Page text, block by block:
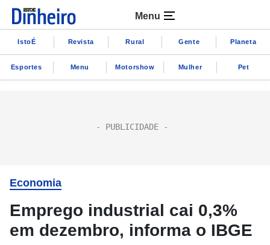
Menu
IstoÉ Revista Rural Gente Planeta
Esportes Menu Motorshow Mulher Pet
Economia
Emprego industrial cai 0,3%
em dezembro, informa o IBGE